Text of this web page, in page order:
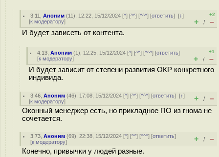
3.11 ,Аноним (11), 12:22, 15/12/2024 [^] [^^] [^^^] [ответить][↓]
[к модератору]
+2
+ / –
И будет зависеть от контента.
4.13 ,Аноним (1), 12:25, 15/12/2024 [^] [^^] [^^^] [ответить]
[к модератору]
+1
+ / –
И будет зависит от степени развития ОКР конкретного
индивида.
3.46 ,Аноним (46), 17:08, 15/12/2024 [^] [^^] [^^^] [ответить][↑]
[к модератору] + / –
Оконный менеджер есть, но прикладное ПО из гнома не
сочетается.
3.73 ,Аноним (69), 22:38, 15/12/2024 [^] [^^] [^^^] [ответить]
[к модератору] + / –
Конечно, привычки у людей разные.